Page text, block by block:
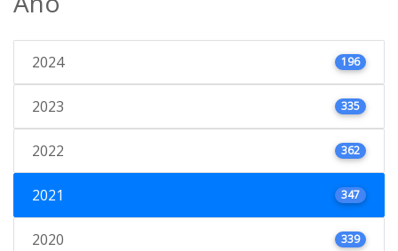
2024 196
2023 335
2022 362
2021 347
2020 339